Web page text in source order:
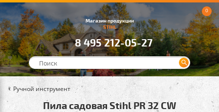
Магазин продукции
STIHL
8 495 212-05-27
0
Ручной инструмент
Пила садовая Stihl PR 32 CW